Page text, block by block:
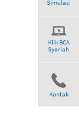
Simulasi
Klik BCA
Syariah
Kontak